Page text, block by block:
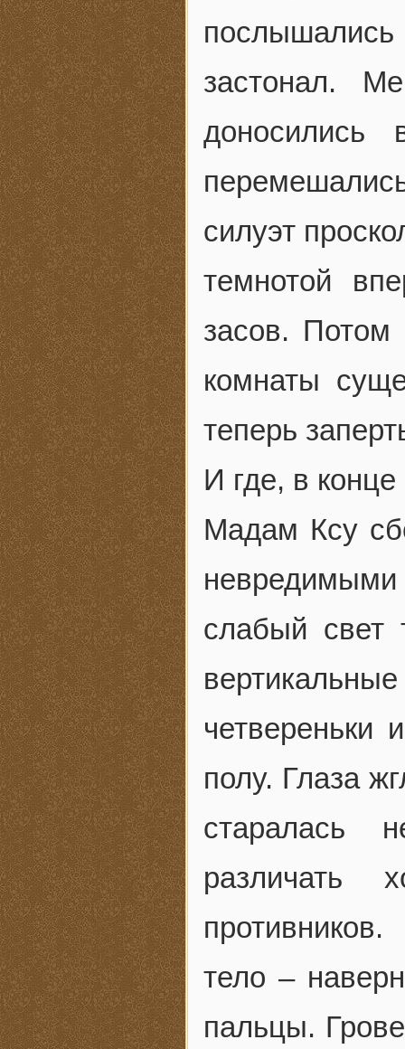
застонал.
доносились
силуэт
темнотой
засов. Потом
комнаты
теперь
И где, в
Мадам Ксу
невредимыми
слабый свет
четвереньки
полу. Глаза
старалась
различать
тело –
пальцы.